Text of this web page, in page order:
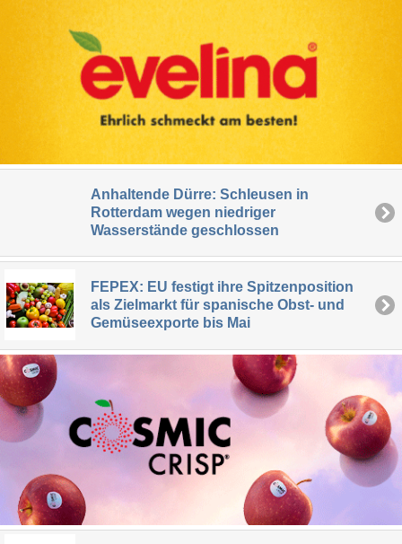
Anhaltende Dürre: Schleusen in
Rotterdam wegen niedriger
Wasserstände geschlossen
FEPEX: EU festigt ihre Spitzenposition
als Zielmarkt für spanische Obst- und
Gemüseexporte bis Mai